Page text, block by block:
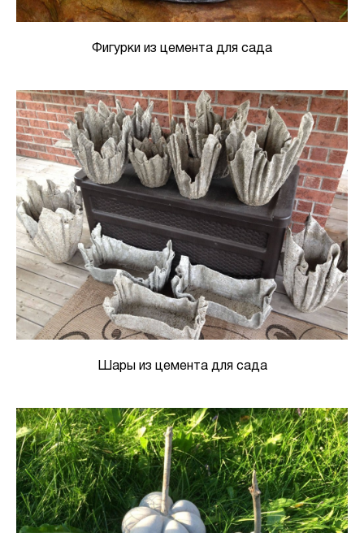
Фигурки из цемента для сада
Шары из цемента для сада